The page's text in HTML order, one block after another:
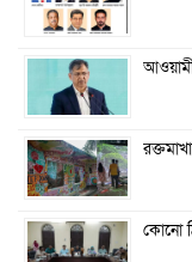
আওয়ামী
কোনো